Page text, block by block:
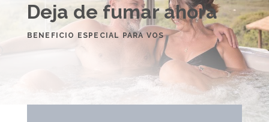
Deja de fumar ahora
BENEFICIO ESPECIAL PARA VOS